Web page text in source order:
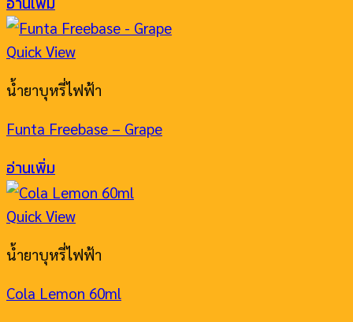
Quick View
น้ำยาบุหรี่ไฟฟ้า
Funta Freebase – Grape
อ่านเพิ่ม
Quick View
น้ำยาบุหรี่ไฟฟ้า
Cola Lemon 60ml